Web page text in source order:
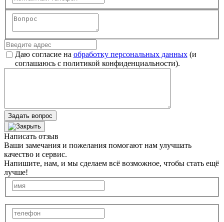
Даю согласие на обработку персональных данных(и
соглашаюсь с политикой конфиденциальности).
Задать вопрос
Написать отзыв
Ваши замечания и пожелания помогают нам улучшать
качество и сервис.
Напишите, нам, и мы сделаем всё возможное, чтобы стать ещё
лучше!